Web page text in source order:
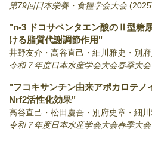
第79回日本栄養・食糧学会大会
"n-3 ドコサペンタエン酸のⅡ型糖
ける脂質代謝調節作用"
井野友介・高谷直己・細川雅史・別府
令和７年度日本水産学会大会春季大会
"フコキサンチン由来アポカロテノ
Nrf2活性化効果"
高谷直己・松田慶吾・別府史章・細川
令和７年度日本水産学会大会春季大会